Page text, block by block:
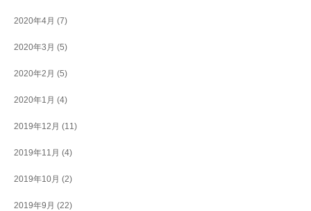
2020年4月 (7)
2020年3月 (5)
2020年2月 (5)
2020年1月 (4)
2019年12月 (11)
2019年11月 (4)
2019年10月 (2)
2019年9月 (22)